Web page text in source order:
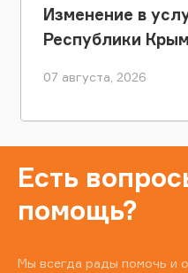
Изменение в
Республики Крым
07 августа, 2026
Есть
помощь?
Мы всегда рады помочь и